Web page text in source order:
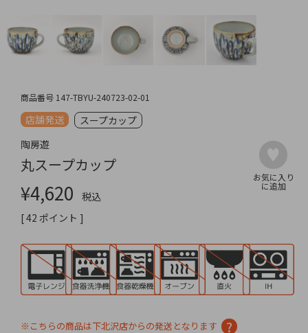
商品番号 147-TBYU-240723-02-01
店舗発送
スープカップ
陶房遊
丸スープカップ
¥4,620
税込
[42 ポイント ]
※こちらの商品は下北沢店からの発送となります